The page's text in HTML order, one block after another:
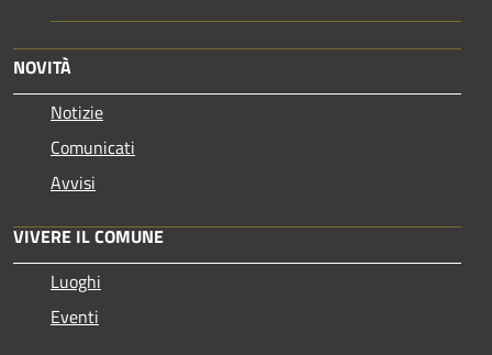
NOVITÀ
Notizie
Comunicati
Avvisi
VIVERE IL COMUNE
Luoghi
Eventi